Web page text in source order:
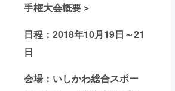
手権大会概要＞
日程：2018年10月19日～21
日
会場：いしかわ総合スポー